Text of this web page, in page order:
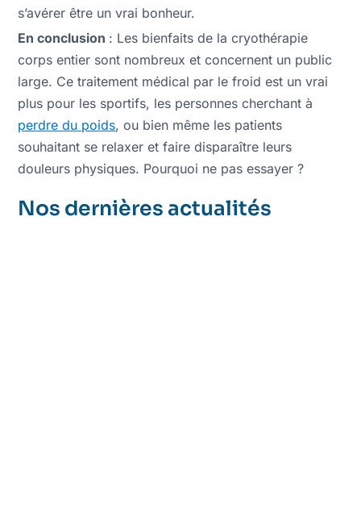
s’avérer être un vrai bonheur.
En conclusion : Les bienfaits de la cryothérapie
corps entier sont nombreux et concernent un public
large. Ce traitement médical par le froid est un vrai
plus pour les sportifs, les personnes cherchant à
perdre du poids, ou bien même les patients
souhaitant se relaxer et faire disparaître leurs
douleurs physiques. Pourquoi ne pas essayer ?
Nos dernières actualités